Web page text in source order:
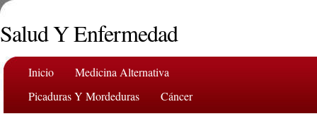
Salud Y Enfermedad
Inicio
Medicina Alternativa
Picaduras Y Mordeduras
Cáncer